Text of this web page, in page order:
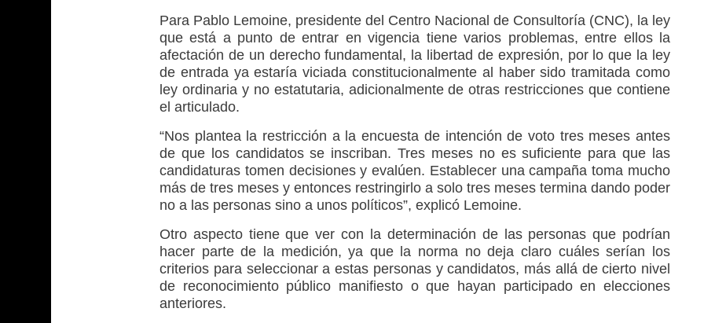
Para Pablo Lemoine, presidente del Centro Nacional de Consultoría (CNC), la ley
que está a punto de entrar en vigencia tiene varios problemas, entre ellos la
afectación de un derecho fundamental, la libertad de expresión, por lo que la ley
de entrada ya estaría viciada constitucionalmente al haber sido tramitada como
ley ordinaria y no estatutaria, adicionalmente de otras restricciones que contiene
el articulado.
“Nos plantea la restricción a la encuesta de intención de voto tres meses antes
de que los candidatos se inscriban. Tres meses no es suficiente para que las
candidaturas tomen decisiones y evalúen. Establecer una campaña toma mucho
más de tres meses y entonces restringirlo a solo tres meses termina dando poder
no a las personas sino a unos políticos”, explicó Lemoine.
Otro aspecto tiene que ver con la determinación de las personas que podrían
hacer parte de la medición, ya que la norma no deja claro cuáles serían los
criterios para seleccionar a estas personas y candidatos, más allá de cierto nivel
de reconocimiento público manifiesto o que hayan participado en elecciones
anteriores.